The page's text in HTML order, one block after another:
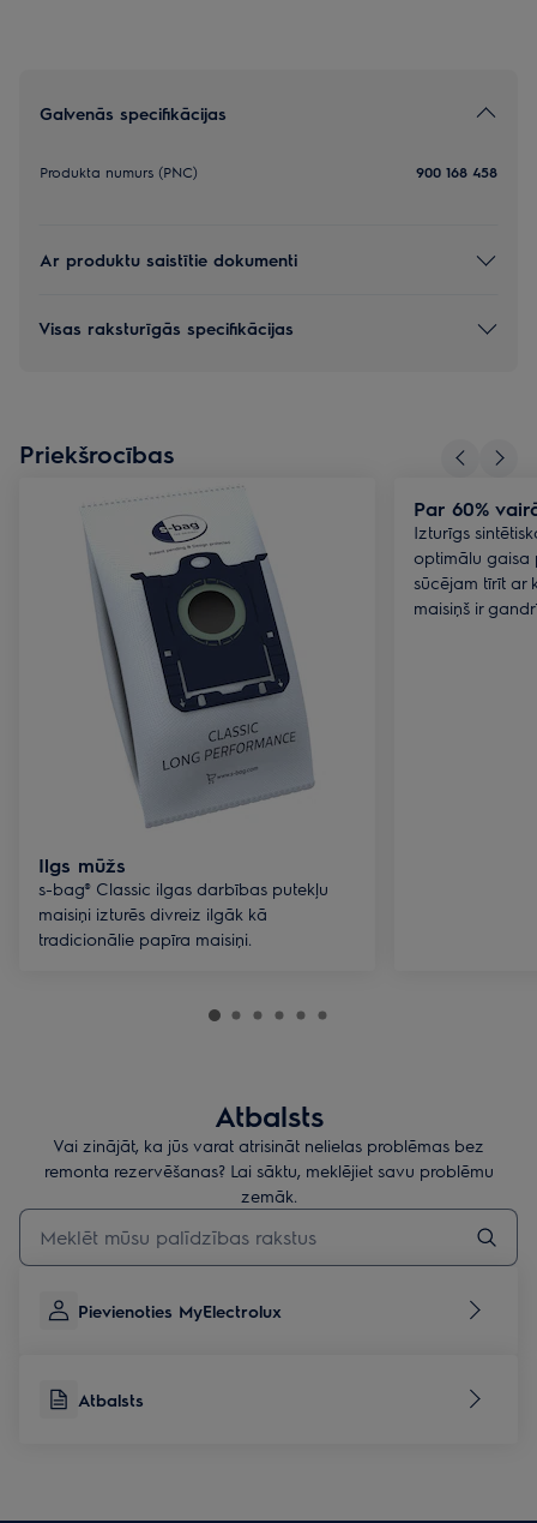
Galvenās specifikācijas
Produkta numurs (PNC) 900 168 458
Ar produktu saistītie dokumenti
Visas raksturīgās specifikācijas
Priekšrocības
Ilgs mūžs
s-bag® Classic ilgas darbības putekļu
maisiņi izturēs divreiz ilgāk kā
tradicionālie papīra maisiņi.
Par 60%
Izturīgs
optimālu gaisa
sūcējam tīrīt ar
maisiņš ir
Atbalsts
Vai zinājāt, ka jūs varat atrisināt nelielas problēmas bez
remonta rezervēšanas? Lai sāktu, meklējiet savu problēmu
zemāk.
Rakstiet, lai meklētu rakstus par atbalstu
Pievienoties MyElectrolux
Atbalsts